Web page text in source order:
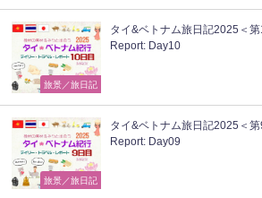
旅景／旅日記
タイ&ベトナム旅日記2025＜
Report: Day10
旅景／旅日記
タイ&ベトナム旅日記2025＜
Report: Day09